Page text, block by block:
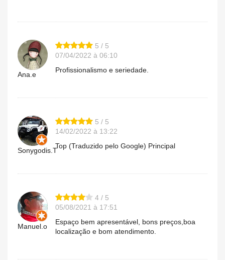
Ana.e
5 / 5
07/04/2022 à 06:10
Profissionalismo e seriedade.
Sonygodis.T
5 / 5
14/02/2022 à 13:22
Top (Traduzido pelo Google) Principal
Manuel.o
4 / 5
05/08/2021 à 17:51
Espaço bem apresentável, bons preços,boa
localização e bom atendimento.